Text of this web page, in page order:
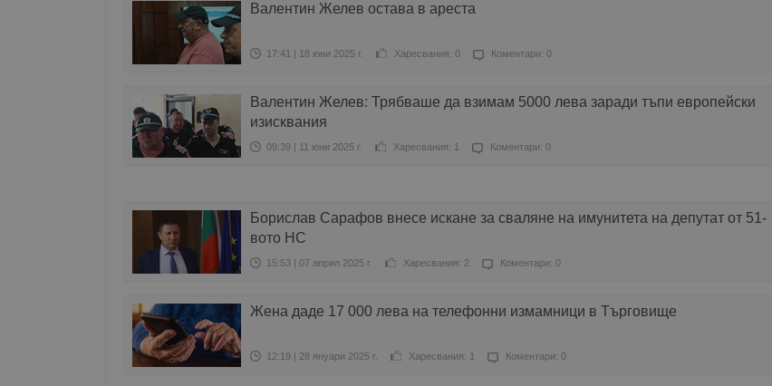
Валентин Желев остава в ареста
17:41 | 18 юни 2025 г. Харесвания: 0 Коментари: 0
Валентин Желев: Трябваше да взимам 5000 лева заради тъпи европейски
изисквания
09:39 | 11 юни 2025 г. Харесвания: 1 Коментари: 0
Борислав Сарафов внесе искане за сваляне на имунитета на депутат от 51-
вото НС
15:53 | 07 април 2025 г. Харесвания: 2 Коментари: 0
Жена даде 17 000 лева на телефонни измамници в Търговище
12:19 | 28 януари 2025 г. Харесвания: 1 Коментари: 0